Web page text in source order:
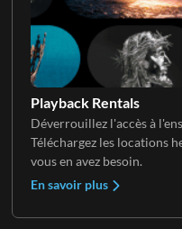
Playback Rentals
Déverrouillez l'accès à
Téléchargez les locations
vous en avez besoin.
En savoir plus